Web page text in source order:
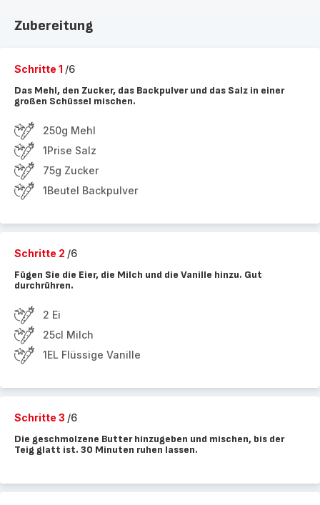
Zubereitung
Schritte 1 /6
Das Mehl, den Zucker, das Backpulver und das Salz in einer
großen Schüssel mischen.
250g Mehl
1Prise Salz
75g Zucker
1Beutel Backpulver
Schritte 2 /6
Fügen Sie die Eier, die Milch und die Vanille hinzu. Gut
durchrühren.
2 Ei
25cl Milch
1EL Flüssige Vanille
Schritte 3 /6
Die geschmolzene Butter hinzugeben und mischen, bis der
Teig glatt ist. 30 Minuten ruhen lassen.